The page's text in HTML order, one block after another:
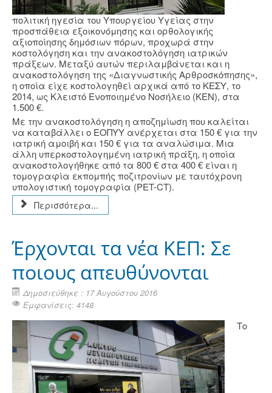
πολιτική ηγεσία του Υπουργείου Υγείας στην
προσπάθεια εξοικονόμησης και ορθολογικής
αξιοποίησης δημόσιων πόρων, προχωρά στην
κοστολόγηση και την ανακοστολόγηση ιατρικών
πράξεων. Μεταξύ αυτών περιλαμβάνεται και η
ανακοστολόγηση της «Διαγνωστικής Αρθροσκόπησης»,
η οποία είχε κοστολογηθεί αρχικά από το ΚΕΣΥ, το
2014, ως Κλειστό Ενοποιημένο Νοσήλειο (ΚΕΝ), στα
1.500 €.
Με την ανακοστολόγηση η αποζημίωση που καλείται
να καταβάλλει ο ΕΟΠΥΥ ανέρχεται στα 150 € για την
ιατρική αμοιβή και 150 € για τα αναλώσιμα. Μια
άλλη υπερκοστολογημένη ιατρική πράξη, η οποία
ανακοστολογήθηκε από τα 800 € στα 400 € είναι η
τομογραφία εκπομπής ποζιτρονίων με ταυτόχρονη
υπολογιστική τομογραφία (PET-CT).
Περισσότερα...
Έρχονται τα νέα ΚΕΠ: Σε
ποιους απευθύνονται
Δημοσιεύθηκε : 17 Αυγούστου 2016
Εμφανίσεις: 4148
Το